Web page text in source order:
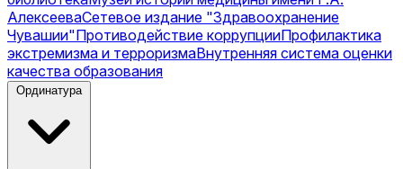
АлексееваСетевое издание "Здравоохранение
Чувашии"Противодействие коррупцииПрофилактика
экстремизма и терроризмаВнутренняя система оценки
качества образования
Ординатура